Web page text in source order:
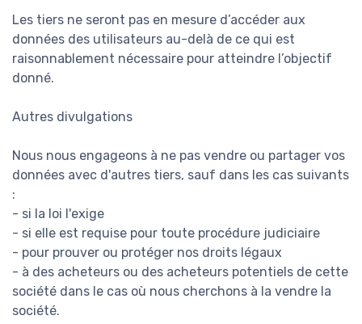
Les tiers ne seront pas en mesure d’accéder aux
données des utilisateurs au-delà de ce qui est
raisonnablement nécessaire pour atteindre l’objectif
donné.
Autres divulgations
Nous nous engageons à ne pas vendre ou partager vos
données avec d'autres tiers, sauf dans les cas suivants
:
- si la loi l'exige
- si elle est requise pour toute procédure judiciaire
- pour prouver ou protéger nos droits légaux
- à des acheteurs ou des acheteurs potentiels de cette
société dans le cas où nous cherchons à la vendre la
société.